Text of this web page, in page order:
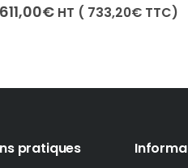
733,20€ TTC) 685,00€
pratiques